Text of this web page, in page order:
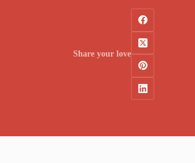
Share your love